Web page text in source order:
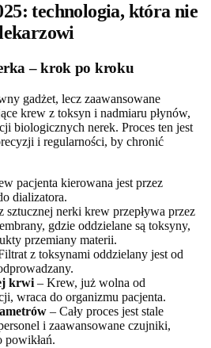
technologia, która nie
– krok po kroku
gadżet, lecz zaawansowane
krew z toksyn i nadmiaru płynów,
biologicznych nerek. Proces ten jest
i regularności, by chronić
pacjenta kierowana jest przez
dializatora.
sztucznej nerki krew przepływa przez
gdzie oddzielane są toksyny,
przemiany materii.
z toksynami oddzielany jest od
krwi – Krew, już wolna od
wraca do organizmu pacjenta.
– Cały proces jest stale
i zaawansowane czujniki,